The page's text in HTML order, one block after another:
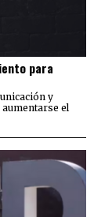
para
y
el